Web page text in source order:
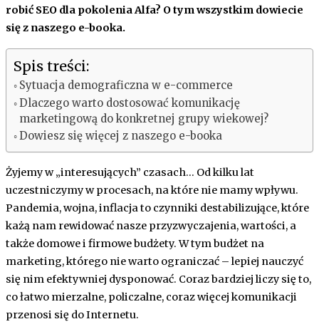
robić SEO dla pokolenia Alfa? O tym wszystkim dowiecie
się z naszego e-booka.
Spis treści:
Sytuacja demograficzna w e-commerce
Dlaczego warto dostosować komunikację
marketingową do konkretnej grupy wiekowej?
Dowiesz się więcej z naszego e-booka
Żyjemy w „interesujących” czasach… Od kilku lat
uczestniczymy w procesach, na które nie mamy wpływu.
Pandemia, wojna, inflacja to czynniki destabilizujące, które
każą nam rewidować nasze przyzwyczajenia, wartości, a
także domowe i firmowe budżety. W tym budżet na
marketing, którego nie warto ograniczać – lepiej nauczyć
się nim efektywniej dysponować. Coraz bardziej liczy się to,
co łatwo mierzalne, policzalne, coraz więcej komunikacji
przenosi się do Internetu.